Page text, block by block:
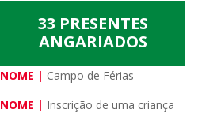
33 PRESENTES
ANGARIADOS
NOME | Campo de Férias
NOME | Inscrição de uma criança